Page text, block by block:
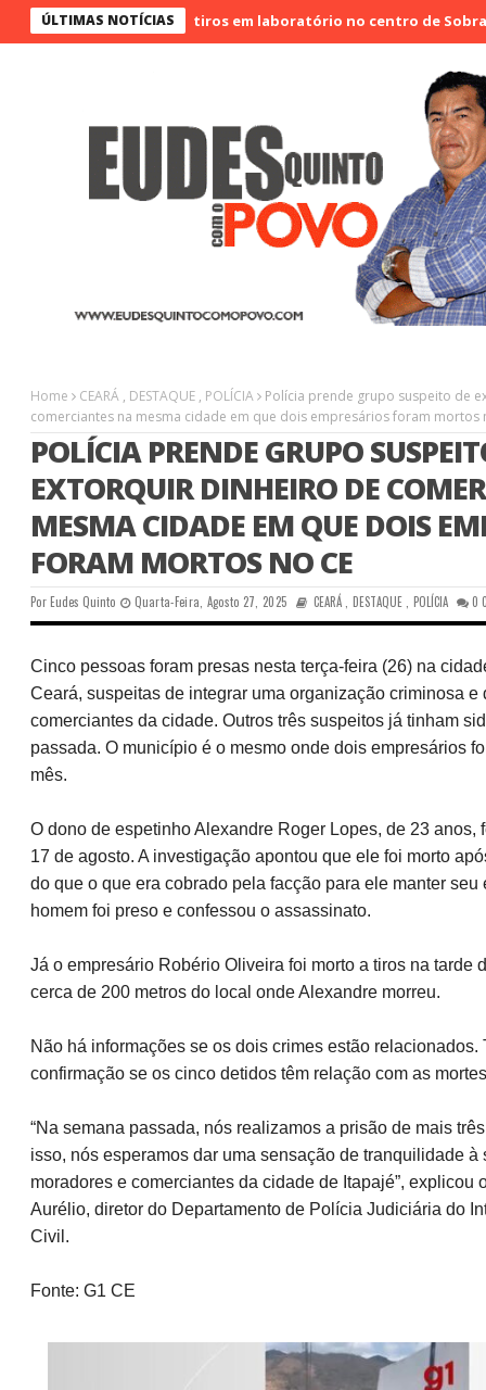
ÚLTIMAS NOTÍCIAS
Vigilante é morto a tiros em laboratório no centro de Sobral
Home CEARÁ , DESTAQUE , POLÍCIA
Polícia prende grupo suspeito de
comerciantes na mesma cidade em que dois empresários foram mortos
POLÍCIA PRENDE GRUPO
EXTORQUIR DINHEIRO DE
MESMA CIDADE EM QUE DOIS
FORAM MORTOS NO CE
PorEudes Quinto Quarta-Feira, Agosto 27, 2025 CEARÁ ,DESTAQUE POLÍCIA 0
Cinco pessoas foram presas nesta terça-feira (26) na
Ceará, suspeitas de integrar uma organização criminosa e
comerciantes da cidade. Outros três suspeitos já tinham
passada. O município é o mesmo onde dois empresários
mês.
O dono de espetinho Alexandre Roger Lopes, de 23 anos,
17 de agosto. A investigação apontou que ele foi morto
do que o que era cobrado pela facção para ele manter seu
homem foi preso e confessou o assassinato.
Já o empresário Robério Oliveira foi morto a tiros na tarde
cerca de 200 metros do local onde Alexandre morreu.
Não há informações se os dois crimes estão relacionados.
confirmação se os cinco detidos têm relação com as
“Na semana passada, nós realizamos a prisão de mais
isso, nós esperamos dar uma sensação de tranquilidade à
moradores e comerciantes da cidade de Itapajé”, explicou
Aurélio, diretor do Departamento de Polícia Judiciária do
Civil.
Fonte: G1 CE